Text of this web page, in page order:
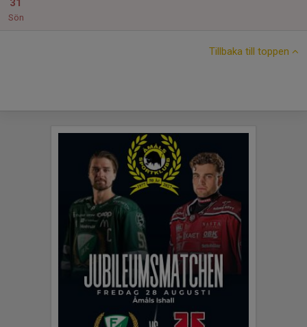
31
Sön
Tillbaka till toppen